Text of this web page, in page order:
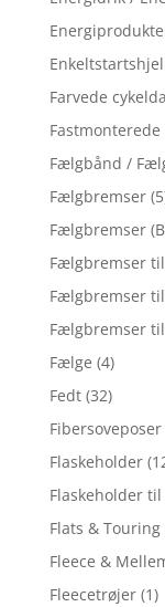
Farvede
Fælgbånd /
Fælgbremser
Fælgbremser
Fælgbremser
Fælgbremser
Fælgbremser
Fælge (4)
Fedt (32)
Fibersoveposer
Flaskeholder
Flaskeholder til
Flats & Touring
Fleece &
Fleecetrøjer (1)